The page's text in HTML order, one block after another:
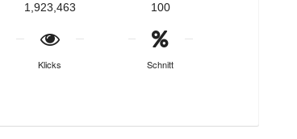
1,923,463
Klicks
100
Schnitt